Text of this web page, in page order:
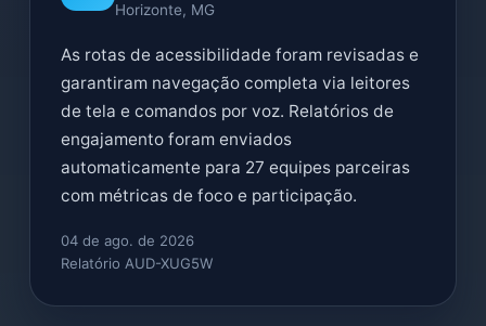
Horizonte, MG
As rotas de acessibilidade foram revisadas e
garantiram navegação completa via leitores
de tela e comandos por voz. Relatórios de
engajamento foram enviados
automaticamente para 27 equipes parceiras
com métricas de foco e participação.
04 de ago. de 2026
Relatório AUD-XUG5W